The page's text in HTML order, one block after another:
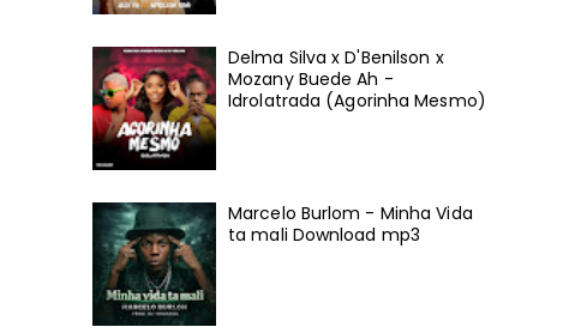
Delma Silva x D'Benilson x
Mozany Buede Ah -
Idrolatrada (Agorinha Mesmo)
Marcelo Burlom - Minha Vida
ta mali Download mp3